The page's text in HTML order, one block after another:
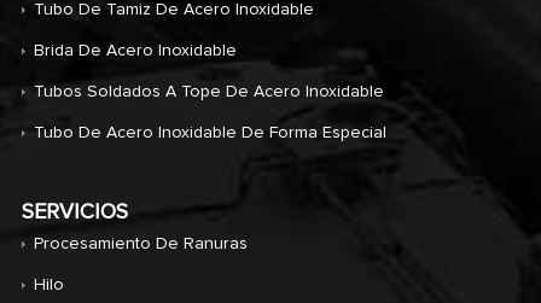
Tubo De Tamiz De Acero Inoxidable
Brida De Acero Inoxidable
Tubos Soldados A Tope De Acero Inoxidable
Tubo De Acero Inoxidable De Forma Especial
SERVICIOS
Procesamiento De Ranuras
Hilo